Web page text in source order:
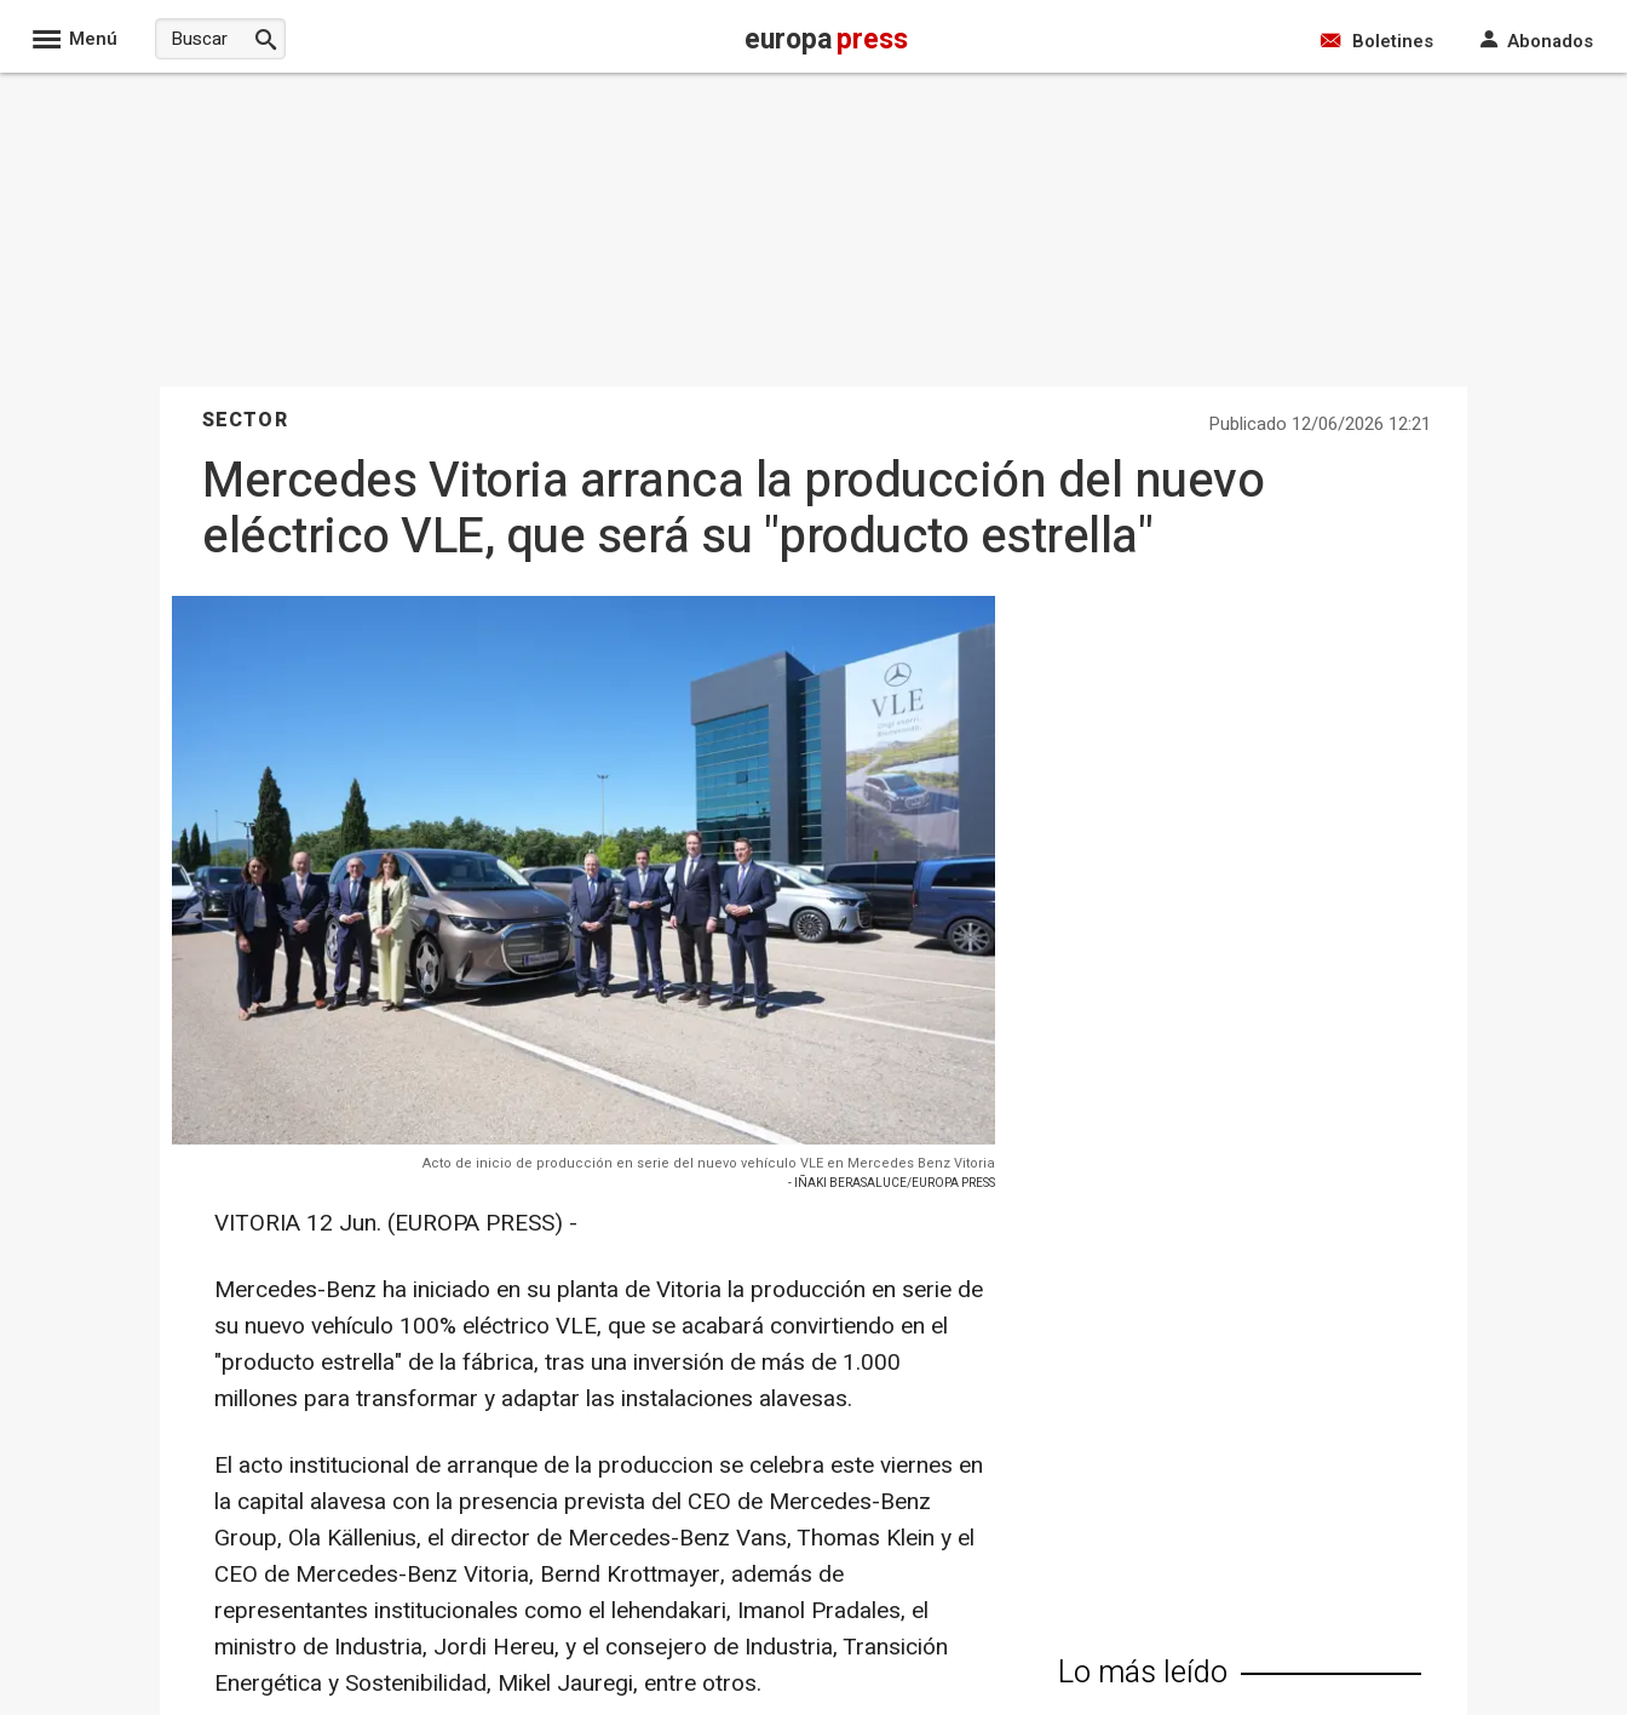
Menú europapress Boletines Abonados
SECTOR Publicado 12/06/2026 12:21
Mercedes Vitoria arranca la producción del nuevo
eléctrico VLE, que será su "producto estrella"
Acto de inicio de producción en serie del nuevo vehículo VLE en Mercedes Benz Vitoria
- IÑAKI BERASALUCE/EUROPA PRESS
VITORIA 12 Jun. (EUROPA PRESS) -
Mercedes-Benz ha iniciado en su planta de Vitoria la producción en serie de
su nuevo vehículo 100% eléctrico VLE, que se acabará convirtiendo en el
"producto estrella" de la fábrica, tras una inversión de más de 1.000
millones para transformar y adaptar las instalaciones alavesas.
El acto institucional de arranque de la produccion se celebra este viernes en
la capital alavesa con la presencia prevista del CEO de Mercedes-Benz
Group, Ola Källenius, el director de Mercedes-Benz Vans, Thomas Klein y el
CEO de Mercedes-Benz Vitoria, Bernd Krottmayer, además de
representantes institucionales como el lehendakari, Imanol Pradales, el
ministro de Industria, Jordi Hereu, y el consejero de Industria, Transición
Energética y Sostenibilidad, Mikel Jauregi, entre otros.
Lo más leído